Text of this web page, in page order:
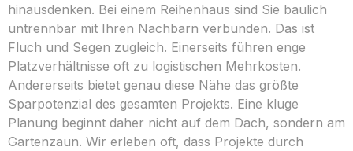
hinausdenken. Bei einem Reihenhaus sind Sie baulich
untrennbar mit Ihren Nachbarn verbunden. Das ist
Fluch und Segen zugleich. Einerseits führen enge
Platzverhältnisse oft zu logistischen Mehrkosten.
Andererseits bietet genau diese Nähe das größte
Sparpotenzial des gesamten Projekts. Eine kluge
Planung beginnt daher nicht auf dem Dach, sondern am
Gartenzaun. Wir erleben oft, dass Projekte durch